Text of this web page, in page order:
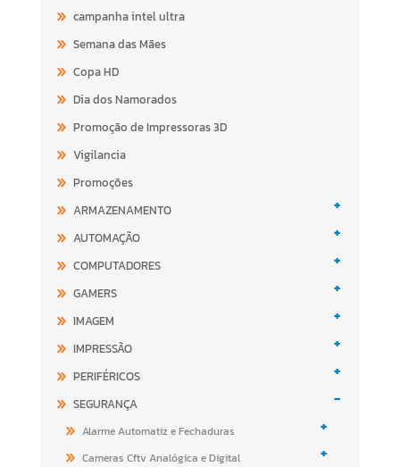
campanha intel ultra
Semana das Mães
Copa HD
Dia dos Namorados
Promoção de Impressoras 3D
Vigilancia
Promoções
ARMAZENAMENTO
+
AUTOMAÇÃO +
COMPUTADORES +
GAMERS +
IMAGEM +
IMPRESSÃO +
PERIFÉRICOS +
SEGURANÇA -
Alarme Automatiz e Fechaduras +
Cameras Cftv Analógica e Digital +